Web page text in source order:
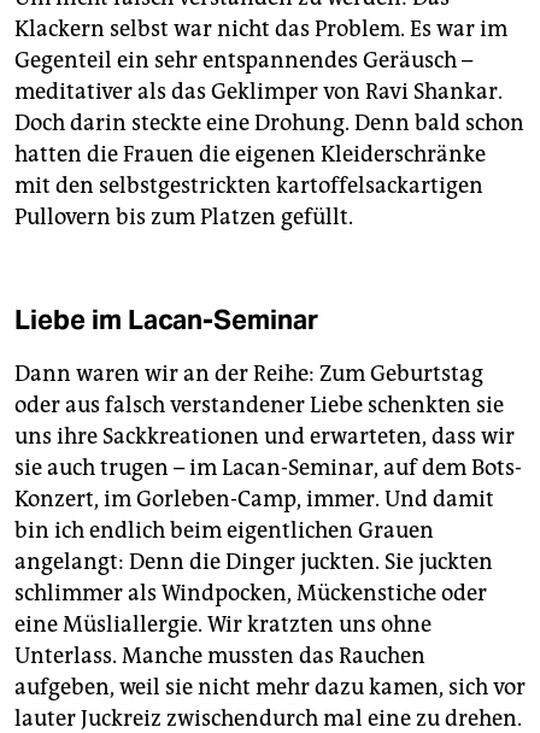
Klackern selbst war nicht das Problem. Es war im
Gegenteil ein sehr entspannendes Geräusch –
meditativer als das Geklimper von Ravi Shankar.
Doch darin steckte eine Drohung. Denn bald schon
hatten die Frauen die eigenen Kleiderschränke
mit den selbstgestrickten kartoffelsackartigen
Pullovern bis zum Platzen gefüllt.
Liebe im Lacan-Seminar
Dann waren wir an der Reihe: Zum Geburtstag
oder aus falsch verstandener Liebe schenkten sie
uns ihre Sackkreationen und erwarteten, dass wir
sie auch trugen – im Lacan-Seminar, auf dem Bots-
Konzert, im Gorleben-Camp, immer. Und damit
bin ich endlich beim eigentlichen Grauen
angelangt: Denn die Dinger juckten. Sie juckten
schlimmer als Windpocken, Mückenstiche oder
eine Müsliallergie. Wir kratzten uns ohne
Unterlass. Manche mussten das Rauchen
aufgeben, weil sie nicht mehr dazu kamen, sich vor
lauter Juckreiz zwischendurch mal eine zu drehen.